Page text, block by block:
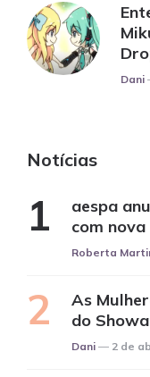
Dani
Notícias
aespa
com
Posted
Roberta
As
do
Posted
Dani 2 de